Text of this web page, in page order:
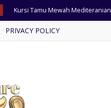
Kursi Tamu Mewah Mediteranian
Meja Rias Klasik Jati Simpel
Kursi Tamu Minimalis Terbaru
PRIVACY POLICY